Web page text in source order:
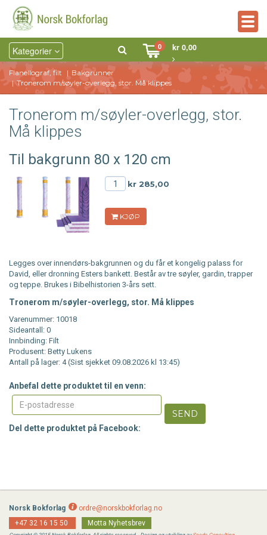
Kategorier
0 kr 0,00
Flanellograf, filt
Bakgrunner
Tronerom m/søyler-overlegg, stor. Må klippes
Tronerom m/søyler-overlegg, stor.
Må klippes
Til bakgrunn 80 x 120 cm
kr 285,00
KJØP
Legges over innendørs-bakgrunnen og du får et kongelig palass for
David, eller dronning Esters bankett. Består av tre søyler, gardin, trapper
og teppe. Brukes i Bibelhistorien 3-års sett.
Tronerom m/søyler-overlegg, stor. Må klippes
Varenummer: 10018
Sideantall: 0
Innbinding: Filt
Produsent: Betty Lukens
Antall på lager: 4 (Sist sjekket 09.08.2026 kl 13:45)
Anbefal dette produktet til en venn:
SEND
Del dette produktet på Facebook:
Norsk Bokforlag
ordre@norskbokforlag.no
+47 32 16 15 50
Motta Nyhetsbrev